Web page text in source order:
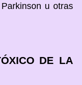
u otras
DE LA